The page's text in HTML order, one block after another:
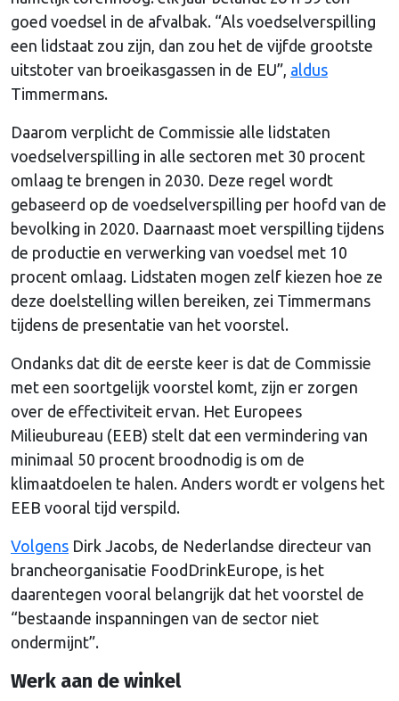
goed voedsel in de afvalbak. “Als voedselverspilling
een lidstaat zou zijn, dan zou het de vijfde grootste
uitstoter van broeikasgassen in de EU”, aldus
Timmermans.
Daarom verplicht de Commissie alle lidstaten
voedselverspilling in alle sectoren met 30 procent
omlaag te brengen in 2030. Deze regel wordt
gebaseerd op de voedselverspilling per hoofd van de
bevolking in 2020. Daarnaast moet verspilling tijdens
de productie en verwerking van voedsel met 10
procent omlaag. Lidstaten mogen zelf kiezen hoe ze
deze doelstelling willen bereiken, zei Timmermans
tijdens de presentatie van het voorstel.
Ondanks dat dit de eerste keer is dat de Commissie
met een soortgelijk voorstel komt, zijn er zorgen
over de effectiviteit ervan. Het Europees
Milieubureau (EEB) stelt dat een vermindering van
minimaal 50 procent broodnodig is om de
klimaatdoelen te halen. Anders wordt er volgens het
EEB vooral tijd verspild.
Volgens Dirk Jacobs, de Nederlandse directeur van
brancheorganisatie FoodDrinkEurope, is het
daarentegen vooral belangrijk dat het voorstel de
“bestaande inspanningen van de sector niet
ondermijnt”.
Werk aan de winkel